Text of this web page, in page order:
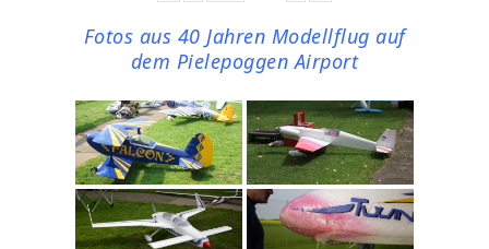
Fotos aus 40 Jahren Modellflug auf
dem Pielepoggen Airport